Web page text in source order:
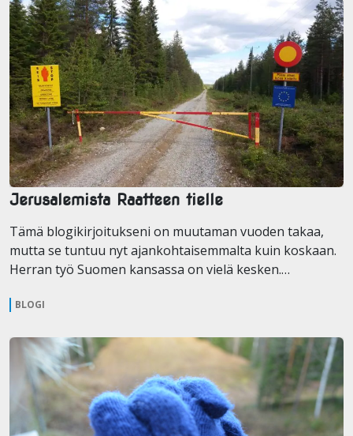
Jerusalemista Raatteen tielle
Tämä blogikirjoitukseni on muutaman vuoden takaa,
mutta se tuntuu nyt ajankohtaisemmalta kuin koskaan.
Herran työ Suomen kansassa on vielä kesken.…
BLOGI